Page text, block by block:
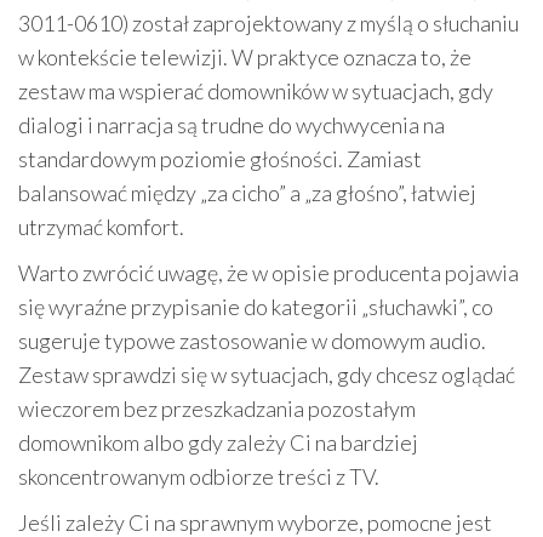
3011-0610) został zaprojektowany z myślą o słuchaniu
w kontekście telewizji. W praktyce oznacza to, że
zestaw ma wspierać domowników w sytuacjach, gdy
dialogi i narracja są trudne do wychwycenia na
standardowym poziomie głośności. Zamiast
balansować między „za cicho” a „za głośno”, łatwiej
utrzymać komfort.
Warto zwrócić uwagę, że w opisie producenta pojawia
się wyraźne przypisanie do kategorii „słuchawki”, co
sugeruje typowe zastosowanie w domowym audio.
Zestaw sprawdzi się w sytuacjach, gdy chcesz oglądać
wieczorem bez przeszkadzania pozostałym
domownikom albo gdy zależy Ci na bardziej
skoncentrowanym odbiorze treści z TV.
Jeśli zależy Ci na sprawnym wyborze, pomocne jest